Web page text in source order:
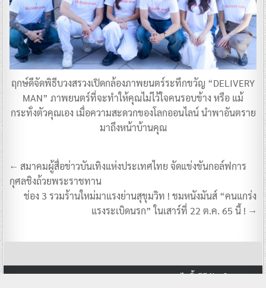
ฤกษ์ดีจัดพิธีบวงสรวงเปิดกล้องภาพยนตร์ระทึกขวัญ “DELIVERY
MAN” ภาพยนตร์ที่จะทำให้คุณไม่ไว้ใจคนรอบข้าง หรือ แม้
กระทั่งตัวคุณเอง เมื่อความสะดวกของโลกออนไลน์ นำพาอันตราย
มาถึงหน้าบ้านคุณ
แนะแนว
เรื่อง
← สมาคมผู้สื่อข่าวบันเทิงแห่งประเทศไทย จัดแข่งขันกอล์ฟการ
กุศลชิงถ้วยพระราชทาน
ช่อง 3 รวมร้านใหม่มาแรงย่านสุขุมวิท ! ชมหนังมันส์ “คนแกร่ง
แรงระเบิดนรก” ในเสาร์ที่ 22 ต.ค. 65 นี้ ! →